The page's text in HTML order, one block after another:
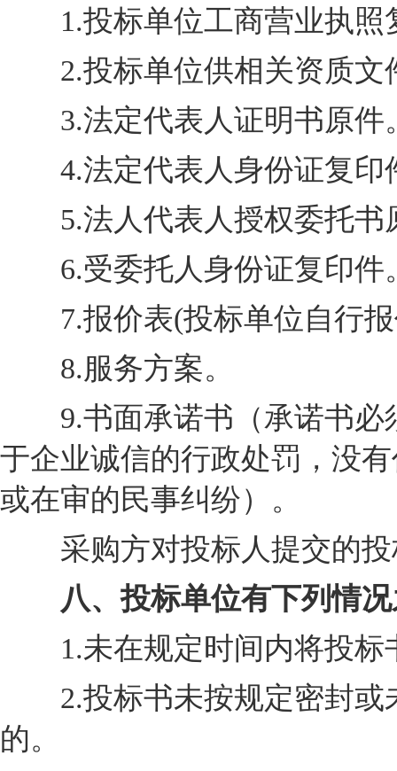
1.投标单位工商营业执照
2.投标单位供相关资质文
3.法定代表人证明书原件
4.法定代表人身份证复印
5.法人代表人授权委托书
6.受委托人身份证复印件
7.报价表(投标单位自行报
8.服务方案。
9.书面承诺书（承诺书必
于企业诚信的行政处罚，没
或在审的民事纠纷）。
采购方对投标人提交的投
八、投标单位有下列情况
1.未在规定时间内将投标
2.投标书未按规定密封或
的。